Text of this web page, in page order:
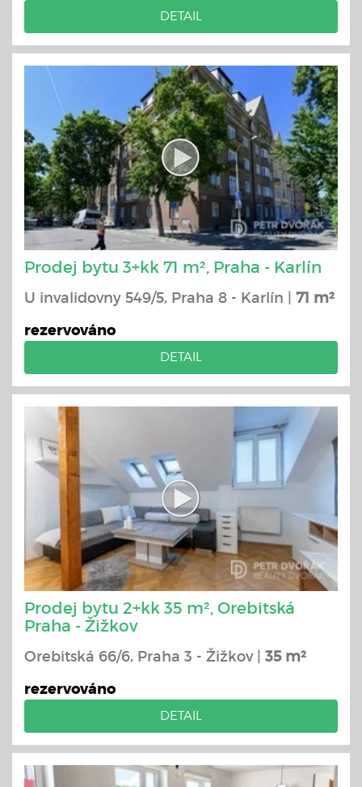
DETAIL
Prodej bytu 3+kk 71 m², Praha - Karlín
U invalidovny 549/5, Praha 8 - Karlín | 71 m²
rezervováno
DETAIL
Prodej bytu 2+kk 35 m², Orebitská
Praha - Žižkov
Orebitská 66/6, Praha 3 - Žižkov | 35 m²
rezervováno
DETAIL